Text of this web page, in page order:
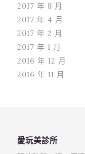
2017 年 8 月
2017 年 4 月
2017 年 2 月
2017 年 1 月
2016 年 12 月
2016 年 11 月
愛玩美診所